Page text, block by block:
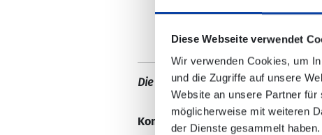
Diese Webseite verwendet
Wir verwenden Cookies, um
und die Zugriffe auf unsere
Website an unsere Partner
möglicherweise mit weiteren
der Dienste gesammelt haben.
Die Änderungen sind nicht in der
Kontaktdaten: Willkommen -